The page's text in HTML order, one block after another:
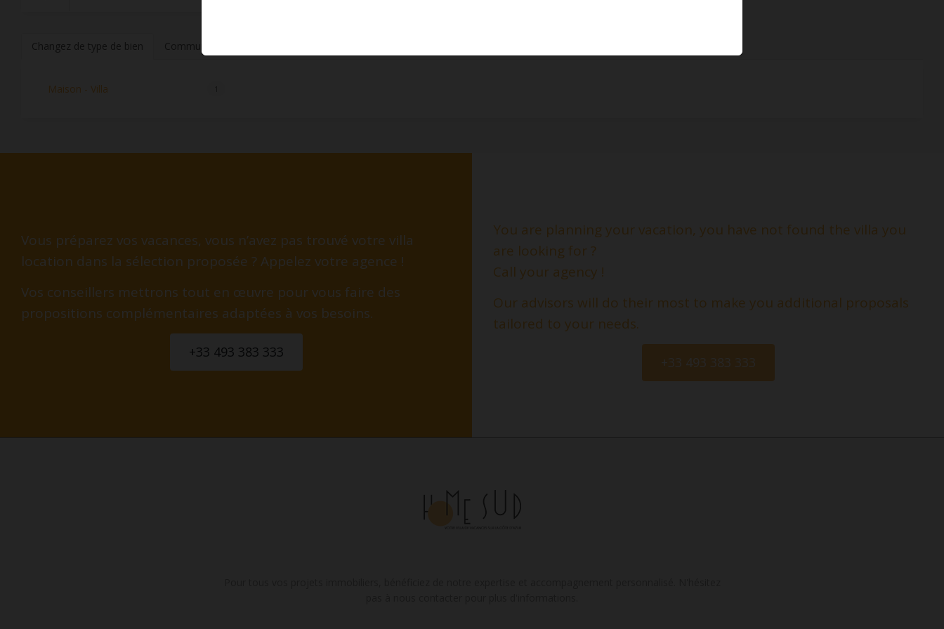
Changez de type de bien Communes à proximité
Maison - Villa
Vous préparez vos vacances, vous n’avez pas trouvé votre villa
location dans la sélection proposée ? Appelez votre agence !
Vos conseillers mettrons tout en œuvre pour vous faire des
propositions complémentaires adaptées à vos besoins.
+33 493 383 333
You are planning your vacation, you have not found the villa you
are looking for ?
Call your agency !
Our advisors will do their most to make you additional proposals
tailored to your needs.
+33 493 383 333